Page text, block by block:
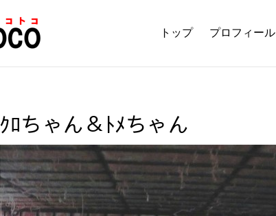
トップ プロフィール
ｸﾛちゃん＆ﾄﾒちゃん